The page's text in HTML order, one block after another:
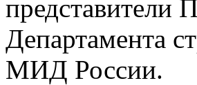
представители
Департамента
МИД России.